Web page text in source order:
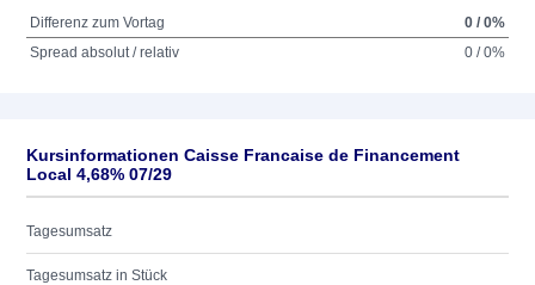
Differenz zum Vortag
0 / 0%
Spread absolut / relativ
0 / 0%
Kursinformationen Caisse Francaise de Financement
Local 4,68% 07/29
Tagesumsatz
Tagesumsatz in Stück